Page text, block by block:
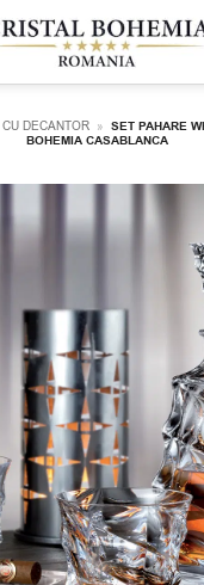
DECANTOR » SET PAHARE
BOHEMIA CASABLANCA